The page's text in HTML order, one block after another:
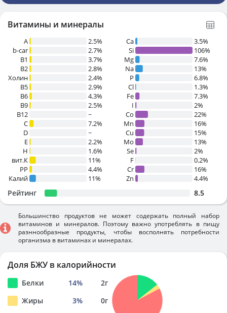
Витамины и минералы
A
2.5%
b-car
2.7%
В1
3.7%
B2
2.8%
Холин
2.4%
B5
2.9%
B6
4.3%
B9
2.5%
B12
~
C
7.2%
D
~
E
2.2%
H
1.6%
вит.К
11%
PP
4.4%
Калий
11%
Ca
3.5%
Si
106%
Mg
7.6%
Na
13%
P
6.8%
Cl
1.3%
Fe
7.3%
I
2%
Co
22%
Mn
16%
Cu
15%
Mo
13%
Se
2%
F
0.2%
Cr
16%
Zn
4.4%
Рейтинг 8.5
Большинство продуктов не может содержать полный набор
витаминов и минералов. Поэтому важно употреблять в пищу
разннообразные продукты, чтобы восполнять потребности
организма в витаминах и минералах.
Доля БЖУ в калорийности
Белки 14% 2г
Жиры
3% 0г